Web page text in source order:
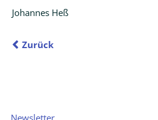
Johannes Heß
Zurück
Navigation
Newsletter